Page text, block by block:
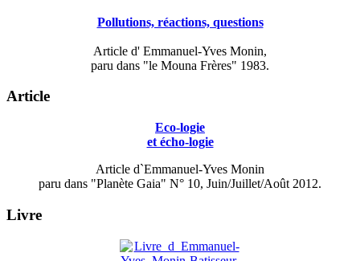
Pollutions, réactions, questions
Article d' Emmanuel-Yves Monin,
paru dans "le Mouna Frères" 1983.
Article
Eco-logie
et écho-logie
Article d`Emmanuel-Yves Monin
paru dans "Planète Gaia" N° 10, Juin/Juillet/Août 2012.
Livre